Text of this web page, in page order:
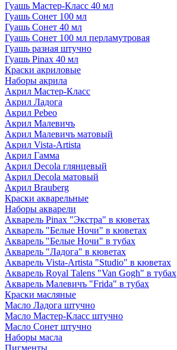
Гуашь Мастер-Класс 40 мл
Гуашь Сонет 100 мл
Гуашь Сонет 40 мл
Гуашь Сонет 100 мл перламутровая
Гуашь разная штучно
Гуашь Pinax 40 мл
Краски акриловые
Наборы акрила
Акрил Мастер-Класс
Акрил Ладога
Акрил Pebeo
Акрил Малевичъ
Акрил Малевичъ матовый
Акрил Vista-Artista
Акрил Гамма
Акрил Decola глянцевый
Акрил Decola матовый
Акрил Brauberg
Краски акварельные
Наборы акварели
Акварель Pinax "Экстра" в кюветах
Акварель "Белые Ночи" в кюветах
Акварель "Белые Ночи" в тубах
Акварель "Ладога" в кюветах
Акварель Vista-Artista "Studio" в кюветах
Акварель Royal Talens "Van Gogh" в тубах
Акварель Малевичъ "Frida" в тубах
Краски масляные
Масло Ладога штучно
Масло Мастер-Класс штучно
Масло Сонет штучно
Наборы масла
Пигменты